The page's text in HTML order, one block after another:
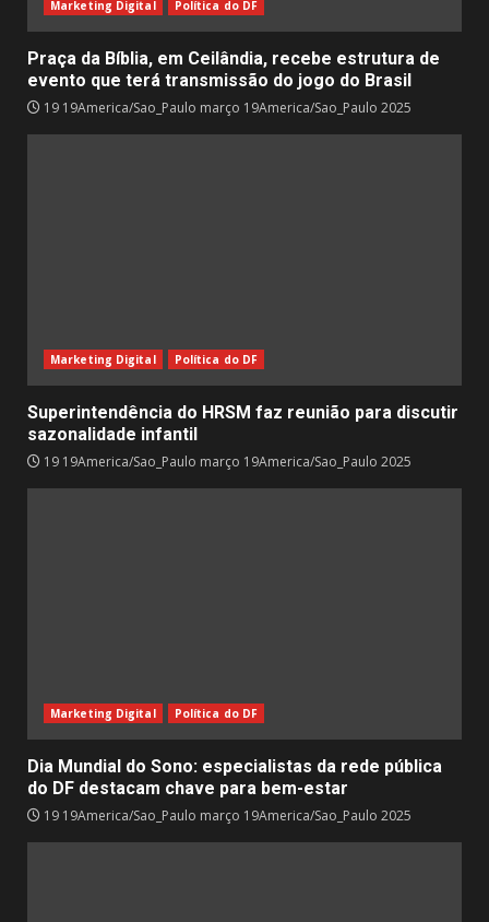
Marketing Digital Política do DF
Praça da Bíblia, em Ceilândia, recebe estrutura de
evento que terá transmissão do jogo do Brasil
19 19America/Sao_Paulo março 19America/Sao_Paulo 2025
Marketing Digital Política do DF
Superintendência do HRSM faz reunião para discutir
sazonalidade infantil
19 19America/Sao_Paulo março 19America/Sao_Paulo 2025
Marketing Digital Política do DF
Dia Mundial do Sono: especialistas da rede pública
do DF destacam chave para bem-estar
19 19America/Sao_Paulo março 19America/Sao_Paulo 2025